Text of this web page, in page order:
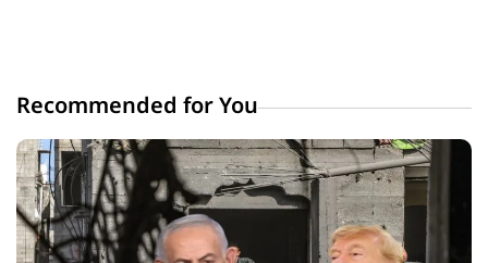
Recommended for You